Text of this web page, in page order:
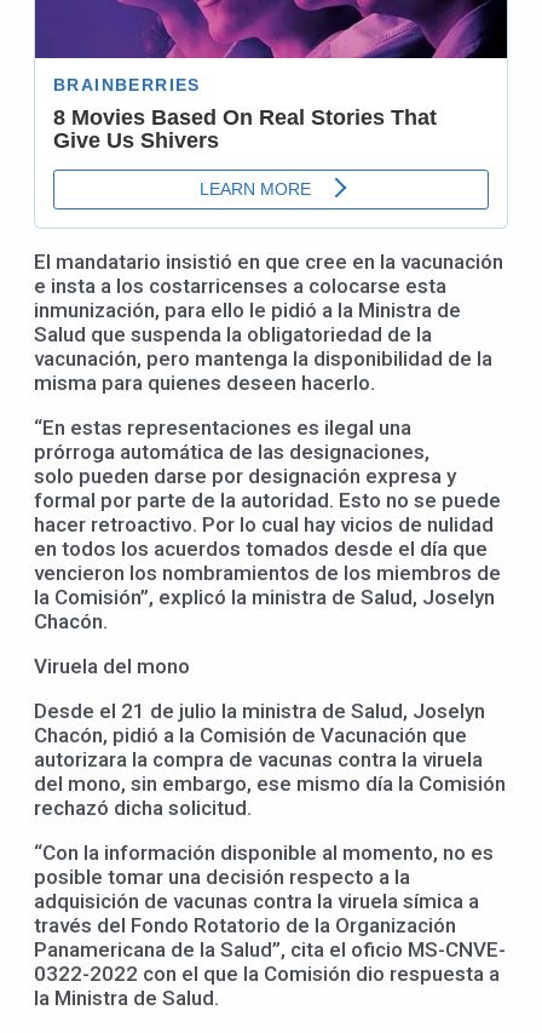
El mandatario insistió en que cree en la vacunación
e insta a los costarricenses a colocarse esta
inmunización, para ello le pidió a la Ministra de
Salud que suspenda la obligatoriedad de la
vacunación, pero mantenga la disponibilidad de la
misma para quienes deseen hacerlo.
“En estas representaciones es ilegal una
prórroga automática de las designaciones,
solo pueden darse por designación expresa y
formal por parte de la autoridad. Esto no se puede
hacer retroactivo. Por lo cual hay vicios de nulidad
en todos los acuerdos tomados desde el día que
vencieron los nombramientos de los miembros de
la Comisión”, explicó la ministra de Salud, Joselyn
Chacón.
Viruela del mono
Desde el 21 de julio la ministra de Salud, Joselyn
Chacón, pidió a la Comisión de Vacunación que
autorizara la compra de vacunas contra la viruela
del mono, sin embargo, ese mismo día la Comisión
rechazó dicha solicitud.
“Con la información disponible al momento, no es
posible tomar una decisión respecto a la
adquisición de vacunas contra la viruela símica a
través del Fondo Rotatorio de la Organización
Panamericana de la Salud”, cita el oficio MS-CNVE-
0322-2022 con el que la Comisión dio respuesta a
la Ministra de Salud.